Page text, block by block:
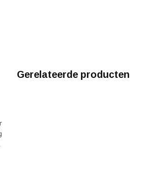
Gerelateerde producten